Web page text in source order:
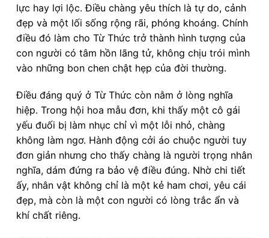
lực hay lợi lộc. Điều chàng yêu thích là tự do, cảnh
đẹp và một lối sống rộng rãi, phóng khoáng. Chính
điều đó làm cho Từ Thức trở thành hình tượng của
con người có tâm hồn lãng tử, không chịu trói mình
vào những bon chen chật hẹp của đời thường.
Điều đáng quý ở Từ Thức còn nằm ở lòng nghĩa
hiệp. Trong hội hoa mẫu đơn, khi thấy một cô gái
yếu đuối bị làm nhục chỉ vì một lỗi nhỏ, chàng
không làm ngơ. Hành động cởi áo chuộc người tuy
đơn giản nhưng cho thấy chàng là người trọng nhân
nghĩa, dám đứng ra bảo vệ điều đúng. Nhờ chi tiết
ấy, nhân vật không chỉ là một kẻ ham chơi, yêu cái
đẹp, mà còn là một con người có lòng trắc ẩn và
khí chất riêng.